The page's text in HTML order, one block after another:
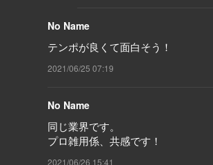
No Name
テンポが良くて面白そう！
2021/06/25 07:19
No Name
同じ業界です。
プロ雑用係、共感です！
2021/06/26 15:41